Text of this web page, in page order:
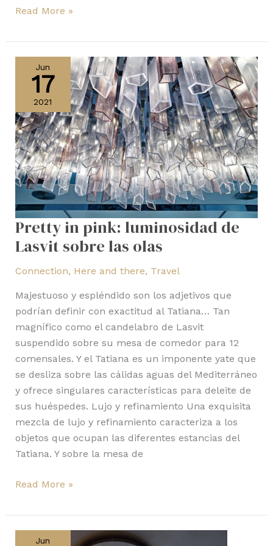
Read More »
Jun
17
2021
Pretty in pink: luminosidad de
Lasvit sobre las olas
Connection, Here and there, Travel
Majestuoso y espléndido son los adjetivos que
podrían definir con exactitud al Tatiana… Tan
magnífico como el candelabro de Lasvit
suspendido sobre su mesa de comedor para 12
comensales. Y el Tatiana es un imponente yate que
se desliza sobre las cálidas aguas del Mediterráneo
y ofrece singulares características para deleite de
sus huéspedes. Lujo y refinamiento Una exquisita
mezcla de lujo y refinamiento caracteriza a los
objetos que ocupan las diferentes estancias del
Tatiana. Y sobre la mesa de
pink:
luminosidad
de
Lasvit
sobre
las
olas
Read More »
Jun
Atelier: